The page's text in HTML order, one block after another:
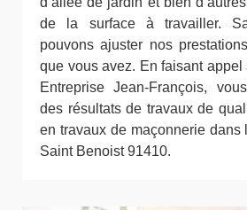
de la surface à travailler.
pouvons ajuster nos
que vous avez. En faisant appel
Entreprise Jean-François,
des résultats de travaux de
en travaux de maçonnerie
Saint Benoist 91410.